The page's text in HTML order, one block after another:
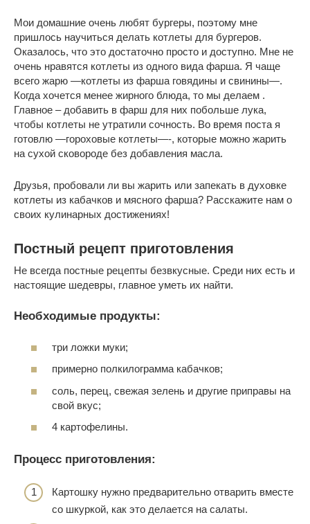
Мои домашние очень любят бургеры, поэтому мне
пришлось научиться делать котлеты для бургеров.
Оказалось, что это достаточно просто и доступно. Мне не
очень нравятся котлеты из одного вида фарша. Я чаще
всего жарю —котлеты из фарша говядины и свинины—.
Когда хочется менее жирного блюда, то мы делаем .
Главное – добавить в фарш для них побольше лука,
чтобы котлеты не утратили сочность. Во время поста я
готовлю —гороховые котлеты—-, которые можно жарить
на сухой сковороде без добавления масла.
Друзья, пробовали ли вы жарить или запекать в духовке
котлеты из кабачков и мясного фарша? Расскажите нам о
своих кулинарных достижениях!
Постный рецепт приготовления
Не всегда постные рецепты безвкусные. Среди них есть и
настоящие шедевры, главное уметь их найти.
Необходимые продукты:
три ложки муки;
примерно полкилограмма кабачков;
соль, перец, свежая зелень и другие приправы на
свой вкус;
4 картофелины.
Процесс приготовления:
Картошку нужно предварительно отварить вместе
со шкуркой, как это делается на салаты.